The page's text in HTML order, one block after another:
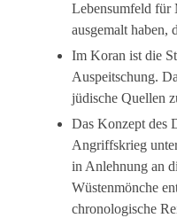
Lebensumfeld für
ausgemalt haben,
Im Koran ist die
Auspeitschung.
jüdische Quellen
Das Konzept des
Angriffskrieg
in Anlehnung an
Wüstenmönche
chronologische